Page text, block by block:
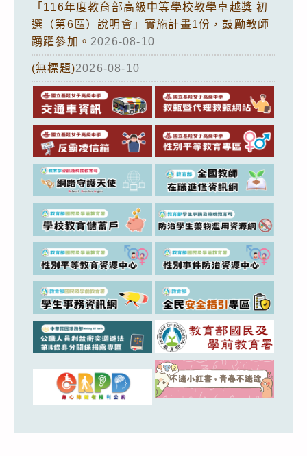
「116年度教育部高級中等學校教學卓越獎 初
選（第6區）說明會」實施計畫1份，鼓勵教師
踴躍參加。 2026-08-10
(無標題)2026-08-10